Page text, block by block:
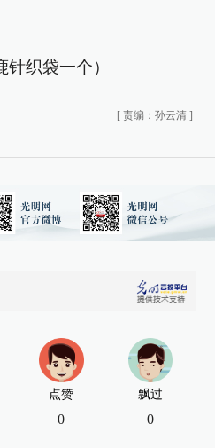
针织袋一个）
[ 责编：孙云清 ]
点赞
0
飘过
0